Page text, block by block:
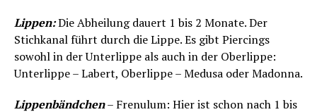
Lippen:Die Abheilung dauert 1 bis 2 Monate. Der
Stichkanal führt durch die Lippe. Es gibt Piercings
sowohl in der Unterlippe als auch in der Oberlippe:
Unterlippe – Labert, Oberlippe – Medusa oder Madonna.
Lippenbändchen– Frenulum: Hier ist schon nach 1 bis